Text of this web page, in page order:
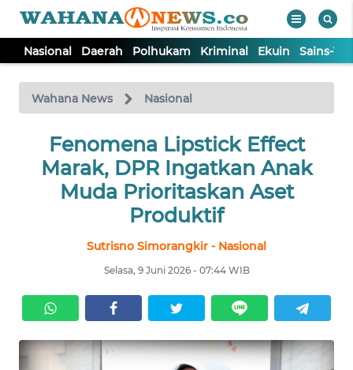
Nasional Daerah Polhukam Kriminal Ekuin Sains-
Wahana News Nasional
Fenomena Lipstick Effect
Marak, DPR Ingatkan Anak
Muda Prioritaskan Aset
Produktif
Sutrisno Simorangkir - Nasional
Selasa, 9 Juni 2026 - 07:44 WIB
TV
Tutup
NASIONAL
DAERAH
EKUIN
SAINS-TEKNO